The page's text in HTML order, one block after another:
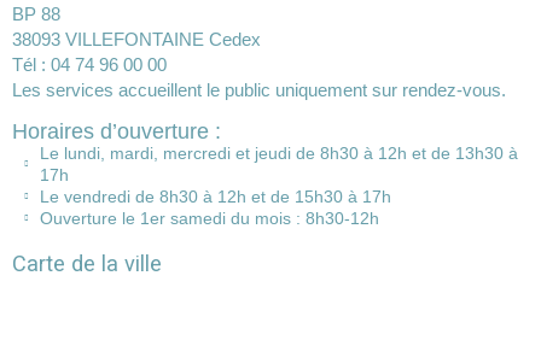
BP 88
38093 VILLEFONTAINE Cedex
Tél : 04 74 96 00 00
Les services accueillent le public uniquement sur rendez-vous.
Horaires d’ouverture :
Le lundi, mardi, mercredi et jeudi de 8h30 à 12h et de 13h30 à
17h
Le vendredi de 8h30 à 12h et de 15h30 à 17h
Ouverture le 1er samedi du mois : 8h30-12h
Carte de la ville